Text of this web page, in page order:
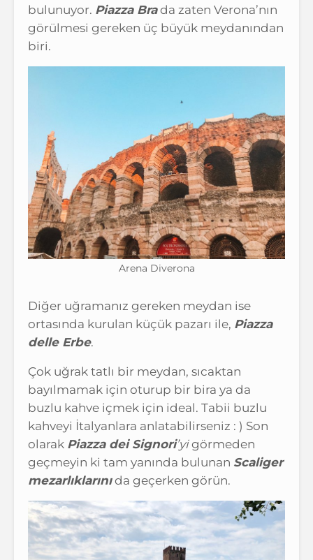
bulunuyor. Piazza Brada zaten Verona’nın
görülmesi gereken üç büyük meydanından
biri.
Arena Diverona
Diğer uğramanız gereken meydan ise
ortasında kurulan küçük pazarı ile, Piazza
delle Erbe.
Çok uğrak tatlı bir meydan, sıcaktan
bayılmamak için oturup bir bira ya da
buzlu kahve içmek için ideal. Tabii buzlu
kahveyi İtalyanlara anlatabilirseniz : ) Son
olarak Piazza dei Signori’yigörmeden
geçmeyin ki tam yanında bulunan Scaliger
mezarlıklarınıda geçerken görün.